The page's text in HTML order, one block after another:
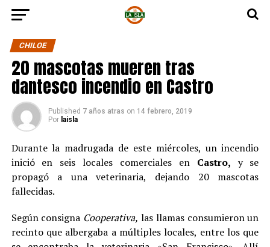
CHILOE
20 mascotas mueren tras
dantesco incendio en Castro
Published 7 años atras on 14 febrero, 2019
Por laisla
Durante la madrugada de este miércoles, un incendio
inició en seis locales comerciales enCastro, y se
propagó a una veterinaria, dejando 20 mascotas
fallecidas.
Según consigna Cooperativa, las llamas consumieron un
recinto que albergaba a múltiples locales, entre los que